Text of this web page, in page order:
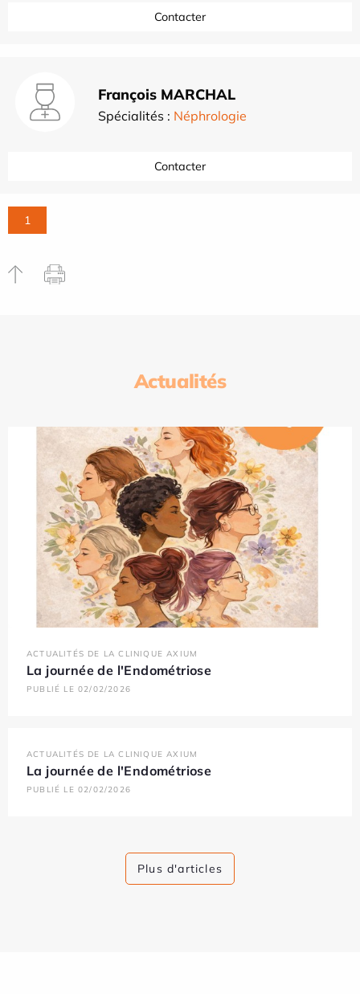
Contacter
François MARCHAL
Spécialités : Néphrologie
Contacter
1
Actualités
ACTUALITÉS DE LA CLINIQUE AXIUM
La journée de l'Endométriose
PUBLIÉ LE 02/02/2026
ACTUALITÉS DE LA CLINIQUE AXIUM
La journée de l'Endométriose
PUBLIÉ LE 02/02/2026
Plus d'articles